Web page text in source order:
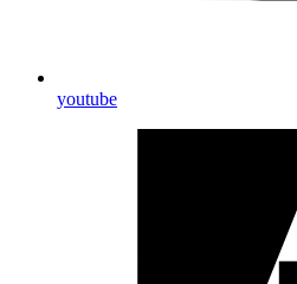
youtube